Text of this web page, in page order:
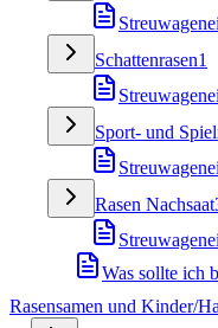
Schattenrasen1
Sport- und
Rasen Nachsaat
Was sollte ich
Rasensamen und Kinder/